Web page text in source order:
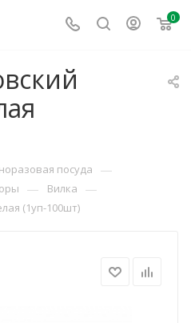
0
посуда —
— Вилка —
(1уп-100шт)